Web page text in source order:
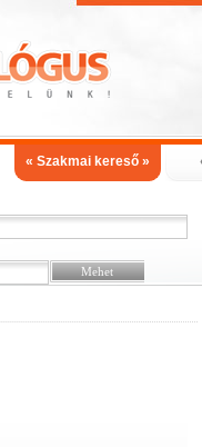
« Szakmai kereső »